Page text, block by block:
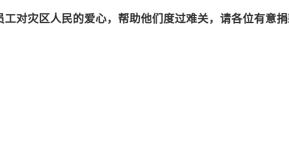
对灾区人民的爱心，帮助他们度过难关，请各位有意